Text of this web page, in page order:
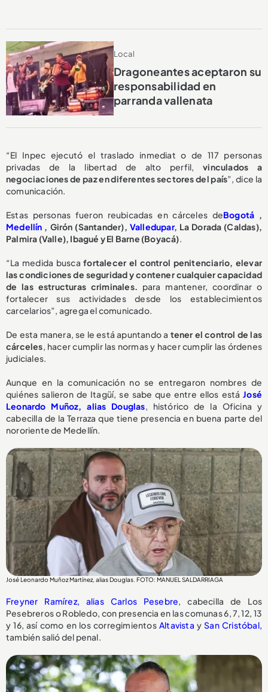
Local
Dragoneantes aceptaron su
responsabilidad en
parranda vallenata
“El Inpec ejecutó el traslado inmediat o de 117 personas
privadas de la libertad de alto perfil,vinculados a
negociaciones de paz en diferentes sectores del país”, dice la
comunicación.
Estas personas fueron reubicadas en cárceles deBogotá ,
Medellín , Girón (Santander), Valledupar, La Dorada (Caldas),
Palmira (Valle), Ibagué y El Barne (Boyacá).
“La medida buscafortalecer el control penitenciario, elevar
las condiciones de seguridad y contener cualquier capacidad
de las estructuras criminales. para mantener, coordinar o
fortalecer sus actividades desde los establecimientos
carcelarios”, agrega el comunicado.
De esta manera, se le está apuntando a tener el control de las
cárceles, hacer cumplir las normas y hacer cumplir las órdenes
judiciales.
Aunque en la comunicación no se entregaron nombres de
quiénes salieron de Itagüí, se sabe que entre ellos estáJosé
Leonardo Muñoz, alias Douglas, histórico de la Oficina y
cabecilla de la Terraza que tiene presencia en buena parte del
nororiente de Medellín.
José Leonardo Muñoz Martínez, alias Douglas. FOTO: MANUEL SALDARRIAGA
Freyner Ramírez, alias Carlos Pesebre, cabecilla de Los
Pesebreros o Robledo, con presencia en las comunas 6, 7, 12, 13
y 16, así como en los corregimientos Altavista ySan Cristóbal,
también salió del penal.